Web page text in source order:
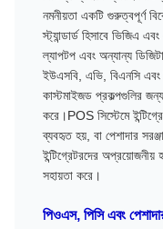
নমনীয়তা একটি গুরুত্বপূর্ণ
স্ট্যান্ডার্ড হিসাবে ভিজিএ
ল্যাপটপ এবং অন্যান্য
ইউএসবি, এভি, বিএনসি
কাস্টমাইজড প্রকল্পগুলির
করে।POS সিস্টেমে
ব্যবহৃত হয়, বা পেশাদার
ইন্টিগ্রেটরদের অপ্রয়োজনীয়
সহায়তা করে।
পিওএস, পিসি এবং